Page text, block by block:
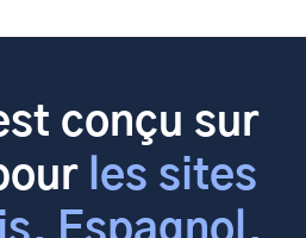
conçu sur
les sites